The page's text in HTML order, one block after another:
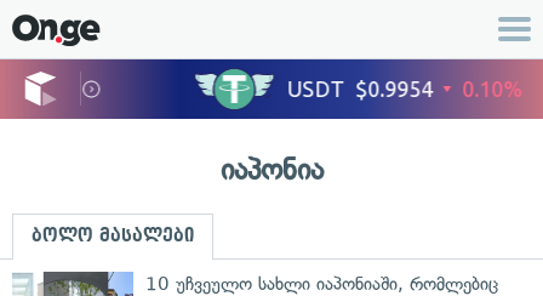
იაპონია
ბოლო მასალები
10 უჩვეულო სახლი იაპონიაში, რომლებიც